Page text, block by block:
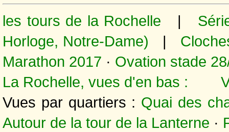
les tours de la Rochelle |
Horloge, Notre-Dame) |
Marathon 2017 · Ovation stade
La Rochelle, vues d'en bas :
Vues par quartiers : Quai des
Autour de la tour de la Lanterne ·